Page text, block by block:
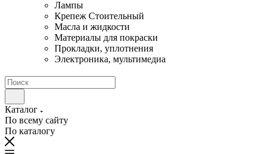
Лампы
Крепеж Стоительный
Масла и жидкости
Материалы для покраски
Прокладки, уплотнения
Электроника, мультимедиа
Каталог
По всему сайту
По каталогу